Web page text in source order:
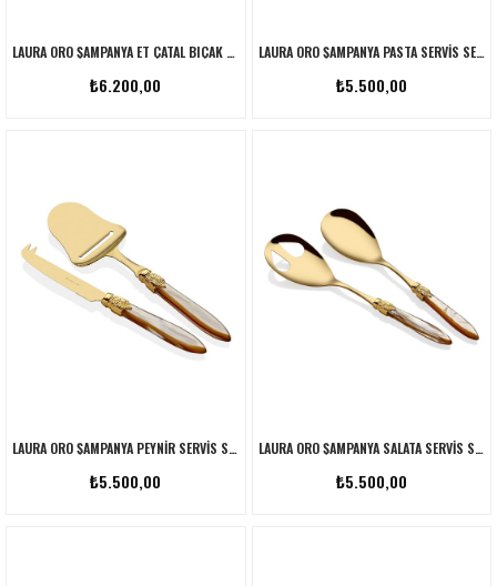
LAURA ORO ŞAMPANYA ET ÇATAL BIÇAK SETI
₺6.200,00
LAURA ORO ŞAMPANYA PASTA SERVIS SETI
₺5.500,00
LAURA ORO ŞAMPANYA PEYNIR SERVIS SETI
₺5.500,00
LAURA ORO ŞAMPANYA SALATA SERVIS SETI
₺5.500,00